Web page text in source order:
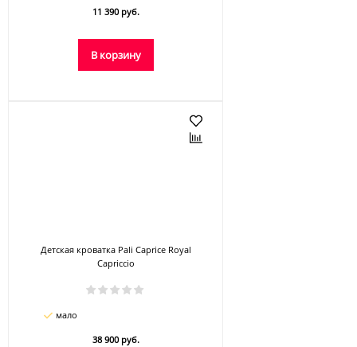
11 390 руб.
В корзину
Детская кроватка Pali Caprice Royal
Capriccio
мало
38 900 руб.